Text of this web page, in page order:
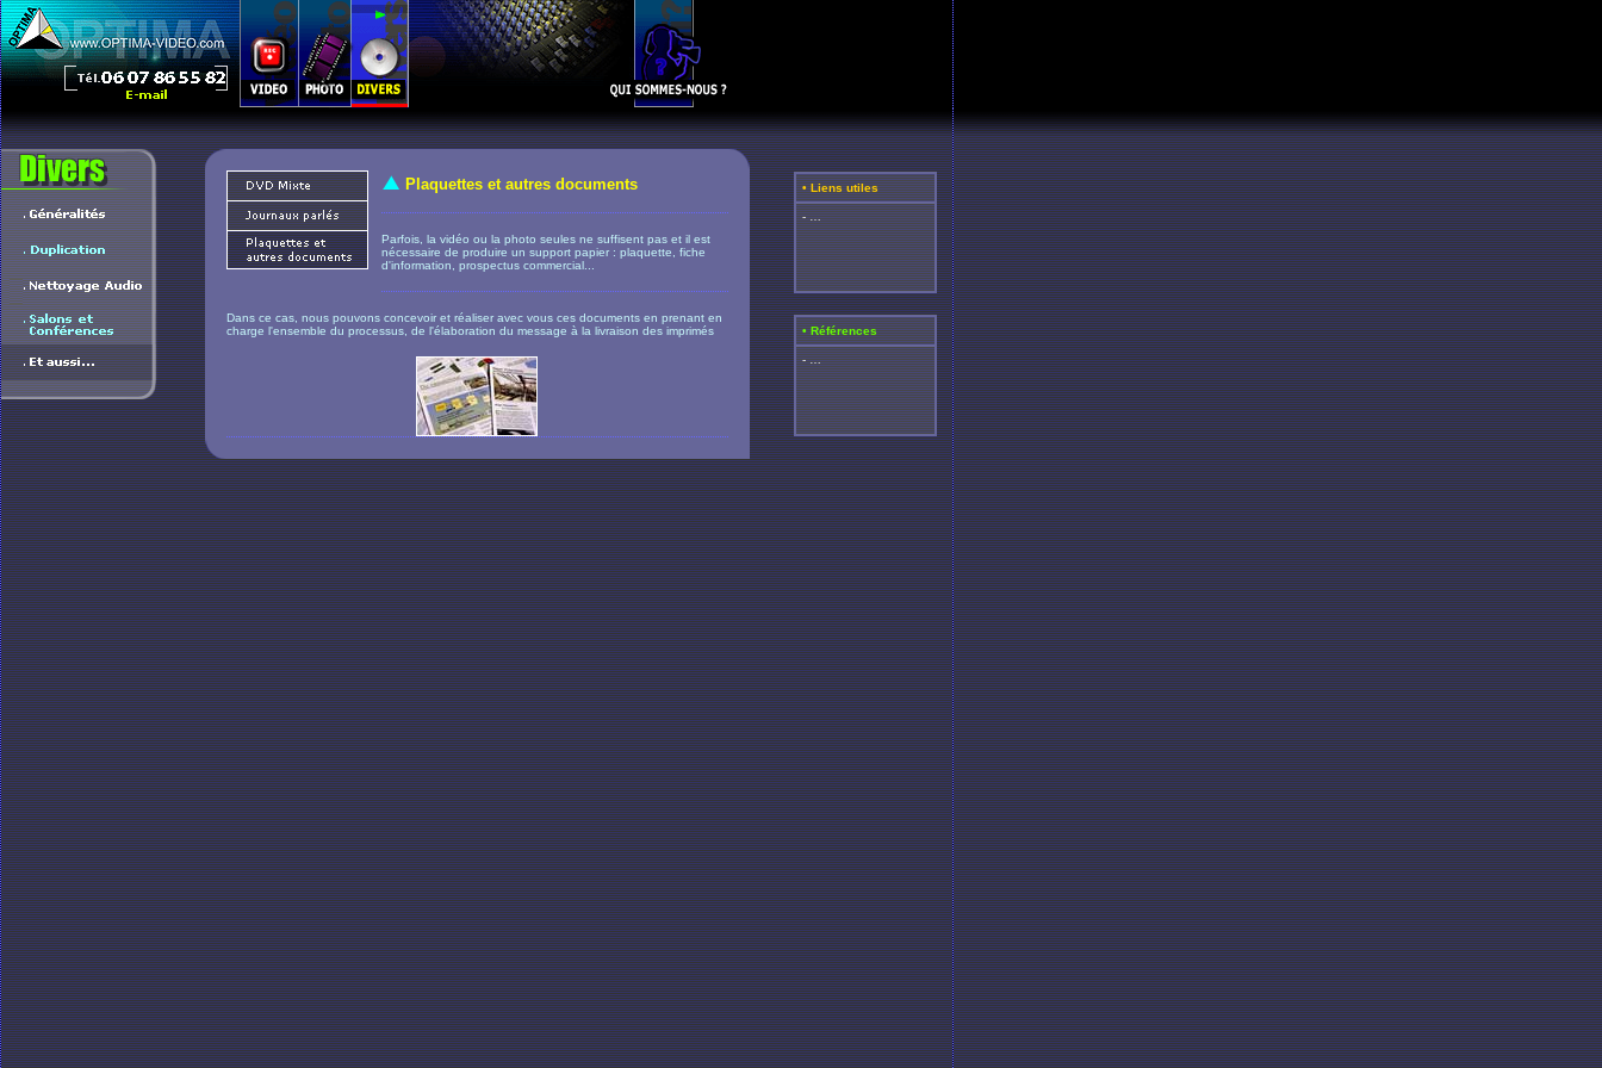
Plaquettes et autres documents
Parfois, la vidéo ou la photo seules ne suffisent pas et il est
nécessaire de produire un support papier : plaquette, fiche
d'information, prospectus commercial...
Dans ce cas, nous pouvons concevoir et réaliser avec vous ces documents en prenant en
charge l'ensemble du processus, de l'élaboration du message à la livraison des imprimés
• Liens utiles
- …
• Références
- …